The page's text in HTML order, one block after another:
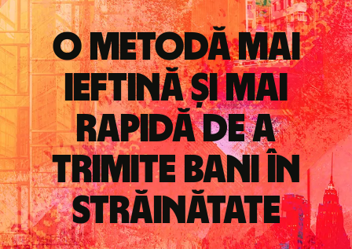
O metodă mai
ieftină și mai
rapidă de a
trimite bani în
străinătate